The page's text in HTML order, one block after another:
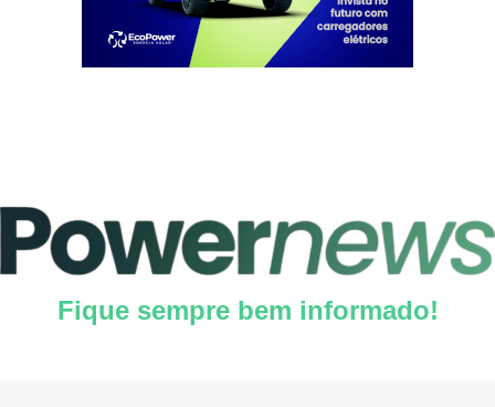
Fique sempre bem informado!